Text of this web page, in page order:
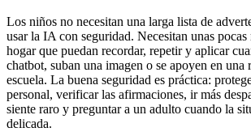
Los niños no necesitan una larga lista de
usar la IA con seguridad. Necesitan unas pocas
hogar que puedan recordar, repetir y aplicar
chatbot, suban una imagen o se apoyen en una
escuela. La buena seguridad es práctica:
personal, verificar las afirmaciones, ir más
siente raro y preguntar a un adulto cuando la
delicada.